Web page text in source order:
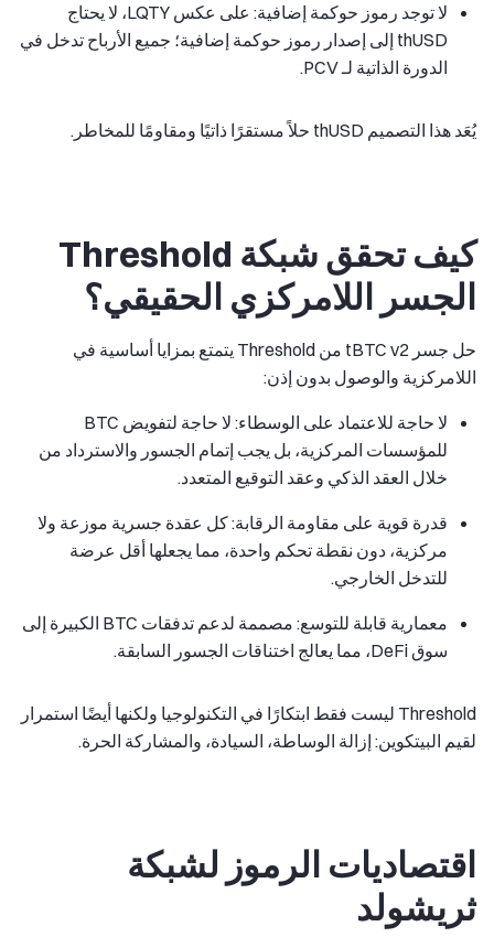
لا توجد رموز حوكمة إضافية: على عكس LQTY، لا يحتاج
thUSD إلى إصدار رموز حوكمة إضافية؛ جميع الأرباح تدخل في
الدورة الذاتية لـ PCV.
يُعَد هذا التصميم thUSD حلاً مستقرًا ذاتيًا ومقاومًا للمخاطر.
كيف تحقق شبكة Threshold
الجسر اللامركزي الحقيقي؟
حل جسر tBTC v2 من Threshold يتمتع بمزايا أساسية في
اللامركزية والوصول بدون إذن:
لا حاجة للاعتماد على الوسطاء: لا حاجة لتفويض BTC
للمؤسسات المركزية، بل يجب إتمام الجسور والاسترداد من
خلال العقد الذكي وعقد التوقيع المتعدد.
قدرة قوية على مقاومة الرقابة: كل عقدة جسرية موزعة ولا
مركزية، دون نقطة تحكم واحدة، مما يجعلها أقل عرضة
للتدخل الخارجي.
معمارية قابلة للتوسع: مصممة لدعم تدفقات BTC الكبيرة إلى
سوق DeFi، مما يعالج اختناقات الجسور السابقة.
Threshold ليست فقط ابتكارًا في التكنولوجيا ولكنها أيضًا استمرار
لقيم البيتكوين: إزالة الوساطة، السيادة، والمشاركة الحرة.
اقتصاديات الرموز لشبكة
ثريشولد